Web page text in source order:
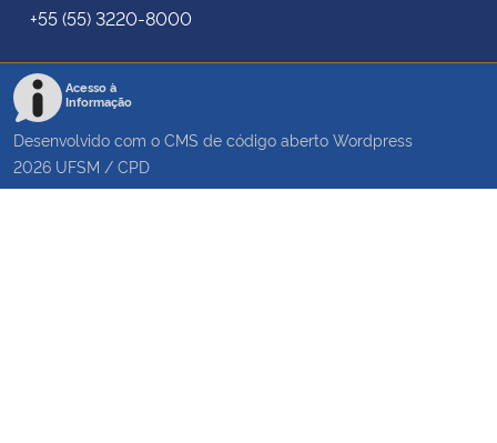
+55 (55) 3220-8000
Acesso à
Informação
Desenvolvido com o CMS de código aberto Wordpress
2026 UFSM / CPD